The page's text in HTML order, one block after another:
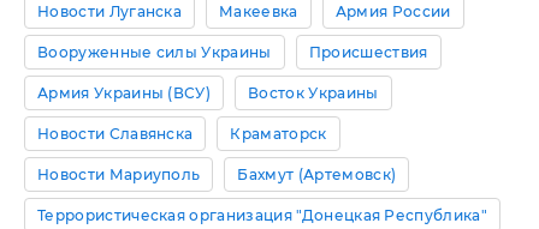
Новости Луганска Макеевка Армия России
Вооруженные силы Украины Происшествия
Армия Украины (ВСУ) Восток Украины
Новости Славянска Краматорск
Новости Мариуполь Бахмут (Артемовск)
Террористическая организация "Донецкая Республика"